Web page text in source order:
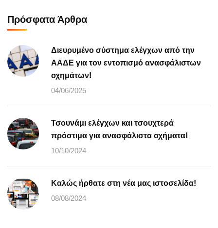
Πρόσφατα Άρθρα
Διευρυμένο σύστημα ελέγχων από την
ΑΑΔΕ για τον εντοπισμό ανασφάλιστων
οχημάτων!
04/06/2025
Τσουνάμι ελέγχων και τσουχτερά
πρόστιμα για ανασφάλιστα οχήματα!
10/10/2024
Καλώς ήρθατε στη νέα μας ιστοσελίδα!
08/08/2024